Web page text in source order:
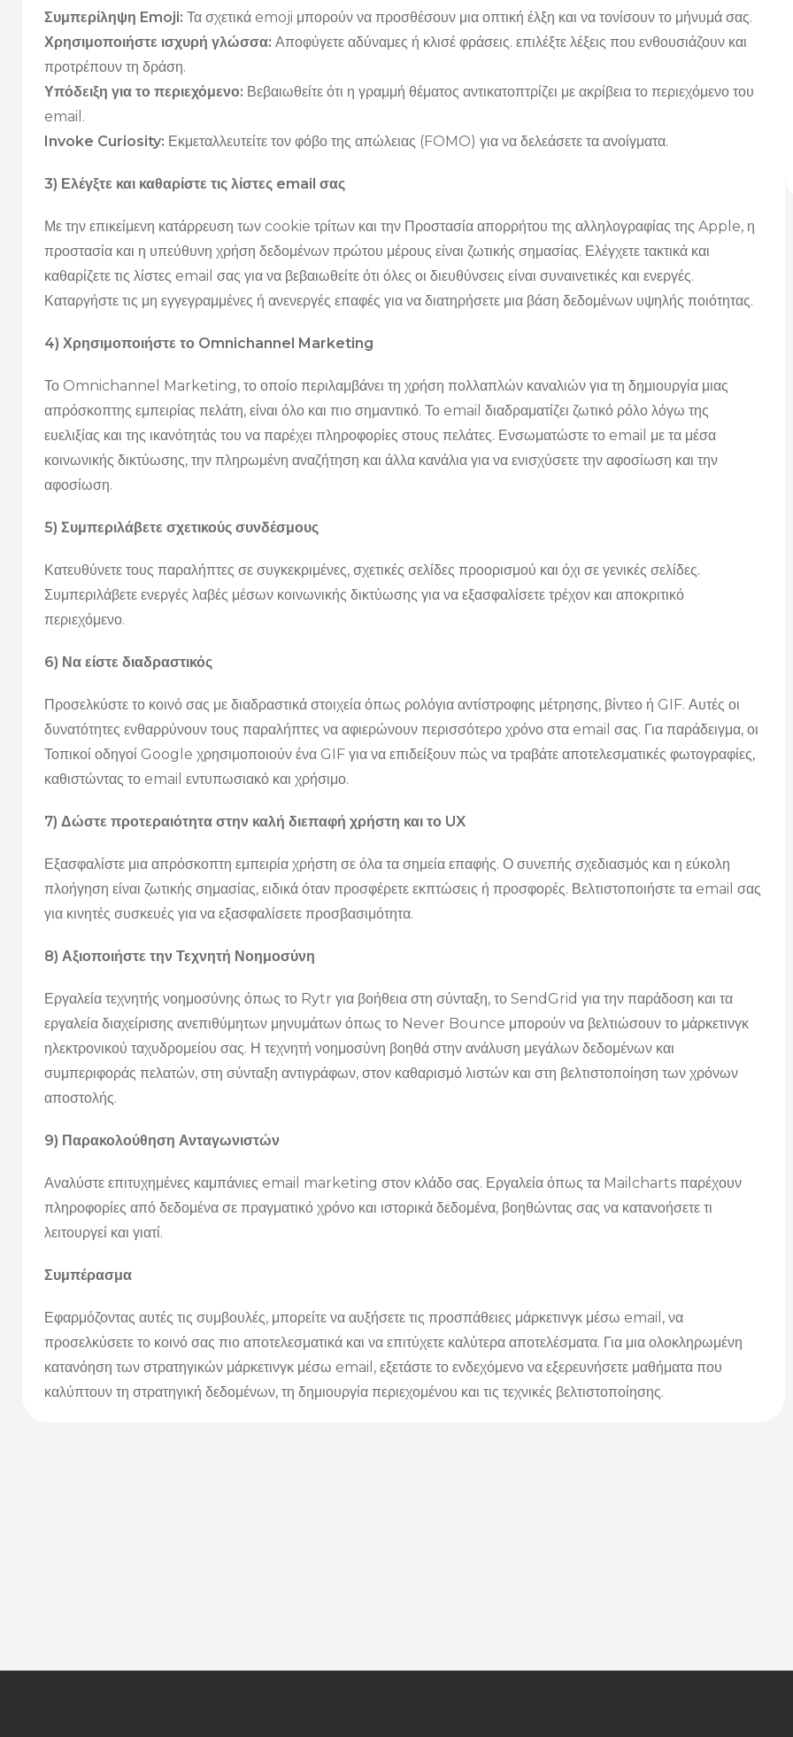
Συμπερίληψη Emoji: Τα σχετικά emoji μπορούν να προσθέσουν μια οπτική έλξη και να τονίσουν το μήνυμά σας.
Χρησιμοποιήστε ισχυρή γλώσσα: Αποφύγετε αδύναμες ή κλισέ φράσεις. επιλέξτε λέξεις που ενθουσιάζουν και
προτρέπουν τη δράση.
Υπόδειξη για το περιεχόμενο: Βεβαιωθείτε ότι η γραμμή θέματος αντικατοπτρίζει με ακρίβεια το περιεχόμενο του
email.
Invoke Curiosity: Εκμεταλλευτείτε τον φόβο της απώλειας (FOMO) για να δελεάσετε τα ανοίγματα.
3) Ελέγξτε και καθαρίστε τις λίστες email σας
Με την επικείμενη κατάρρευση των cookie τρίτων και την Προστασία απορρήτου της αλληλογραφίας της Apple, η
προστασία και η υπεύθυνη χρήση δεδομένων πρώτου μέρους είναι ζωτικής σημασίας. Ελέγχετε τακτικά και
καθαρίζετε τις λίστες email σας για να βεβαιωθείτε ότι όλες οι διευθύνσεις είναι συναινετικές και ενεργές.
Καταργήστε τις μη εγγεγραμμένες ή ανενεργές επαφές για να διατηρήσετε μια βάση δεδομένων υψηλής ποιότητας.
4) Χρησιμοποιήστε το Omnichannel Marketing
Το Omnichannel Marketing, το οποίο περιλαμβάνει τη χρήση πολλαπλών καναλιών για τη δημιουργία μιας
απρόσκοπτης εμπειρίας πελάτη, είναι όλο και πιο σημαντικό. Το email διαδραματίζει ζωτικό ρόλο λόγω της
ευελιξίας και της ικανότητάς του να παρέχει πληροφορίες στους πελάτες. Ενσωματώστε το email με τα μέσα
κοινωνικής δικτύωσης, την πληρωμένη αναζήτηση και άλλα κανάλια για να ενισχύσετε την αφοσίωση και την
αφοσίωση.
5) Συμπεριλάβετε σχετικούς συνδέσμους
Κατευθύνετε τους παραλήπτες σε συγκεκριμένες, σχετικές σελίδες προορισμού και όχι σε γενικές σελίδες.
Συμπεριλάβετε ενεργές λαβές μέσων κοινωνικής δικτύωσης για να εξασφαλίσετε τρέχον και αποκριτικό
περιεχόμενο.
6) Να είστε διαδραστικός
Προσελκύστε το κοινό σας με διαδραστικά στοιχεία όπως ρολόγια αντίστροφης μέτρησης, βίντεο ή GIF. Αυτές οι
δυνατότητες ενθαρρύνουν τους παραλήπτες να αφιερώνουν περισσότερο χρόνο στα email σας. Για παράδειγμα, οι
Τοπικοί οδηγοί Google χρησιμοποιούν ένα GIF για να επιδείξουν πώς να τραβάτε αποτελεσματικές φωτογραφίες,
καθιστώντας το email εντυπωσιακό και χρήσιμο.
7) Δώστε προτεραιότητα στην καλή διεπαφή χρήστη και το UX
Εξασφαλίστε μια απρόσκοπτη εμπειρία χρήστη σε όλα τα σημεία επαφής. Ο συνεπής σχεδιασμός και η εύκολη
πλοήγηση είναι ζωτικής σημασίας, ειδικά όταν προσφέρετε εκπτώσεις ή προσφορές. Βελτιστοποιήστε τα email σας
για κινητές συσκευές για να εξασφαλίσετε προσβασιμότητα.
8) Αξιοποιήστε την Τεχνητή Νοημοσύνη
Εργαλεία τεχνητής νοημοσύνης όπως το Rytr για βοήθεια στη σύνταξη, το SendGrid για την παράδοση και τα
εργαλεία διαχείρισης ανεπιθύμητων μηνυμάτων όπως το Never Bounce μπορούν να βελτιώσουν το μάρκετινγκ
ηλεκτρονικού ταχυδρομείου σας. Η τεχνητή νοημοσύνη βοηθά στην ανάλυση μεγάλων δεδομένων και
συμπεριφοράς πελατών, στη σύνταξη αντιγράφων, στον καθαρισμό λιστών και στη βελτιστοποίηση των χρόνων
αποστολής.
9) Παρακολούθηση Ανταγωνιστών
Αναλύστε επιτυχημένες καμπάνιες email marketing στον κλάδο σας. Εργαλεία όπως τα Mailcharts παρέχουν
πληροφορίες από δεδομένα σε πραγματικό χρόνο και ιστορικά δεδομένα, βοηθώντας σας να κατανοήσετε τι
λειτουργεί και γιατί.
Συμπέρασμα
Εφαρμόζοντας αυτές τις συμβουλές, μπορείτε να αυξήσετε τις προσπάθειες μάρκετινγκ μέσω email, να
προσελκύσετε το κοινό σας πιο αποτελεσματικά και να επιτύχετε καλύτερα αποτελέσματα. Για μια ολοκληρωμένη
κατανόηση των στρατηγικών μάρκετινγκ μέσω email, εξετάστε το ενδεχόμενο να εξερευνήσετε μαθήματα που
καλύπτουν τη στρατηγική δεδομένων, τη δημιουργία περιεχομένου και τις τεχνικές βελτιστοποίησης.